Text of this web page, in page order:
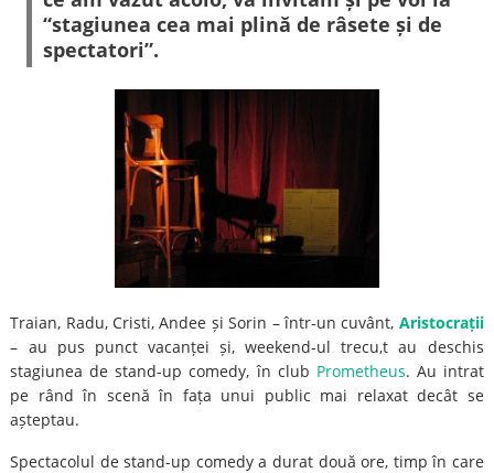
“stagiunea cea mai plină de râsete și de
spectatori”.
Traian, Radu, Cristi, Andee și Sorin – într-un cuvânt, Aristocrații
– au pus punct vacanței și, weekend-ul trecu,t au deschis
stagiunea de stand-up comedy, în club Prometheus. Au intrat
pe rând în scenă în fața unui public mai relaxat decât se
așteptau.
Spectacolul de stand-up comedy a durat două ore, timp în care